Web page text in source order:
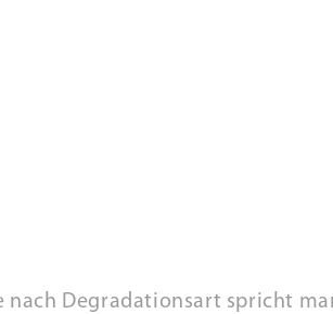
Degradationsart spricht